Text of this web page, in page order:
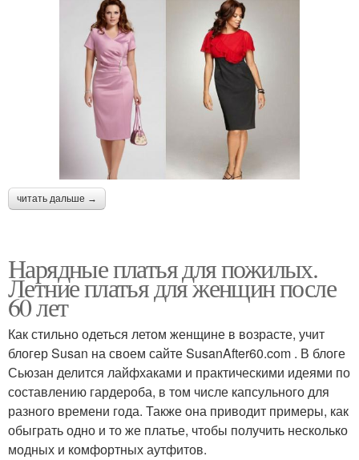
читать дальше →
Нарядные платья для пожилых.
Летние платья для женщин после
60 лет
Как стильно одеться летом женщине в возрасте, учит
блогер Susan на своем сайте SusanAfter60.com . В блоге
Сьюзан делится лайфхаками и практическими идеями по
составлению гардероба, в том числе капсульного для
разного времени года. Также она приводит примеры, как
обыграть одно и то же платье, чтобы получить несколько
модных и комфортных аутфитов.